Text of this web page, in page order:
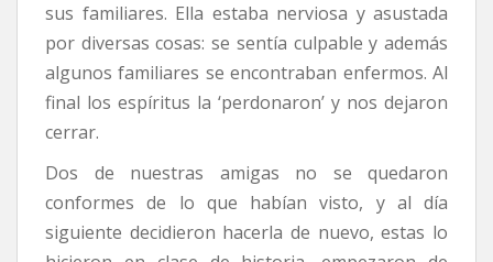
sus familiares. Ella estaba nerviosa y asustada
por diversas cosas: se sentía culpable y además
algunos familiares se encontraban enfermos. Al
final los espíritus la ‘perdonaron’ y nos dejaron
cerrar.
Dos de nuestras amigas no se quedaron
conformes de lo que habían visto, y al día
siguiente decidieron hacerla de nuevo, estas lo